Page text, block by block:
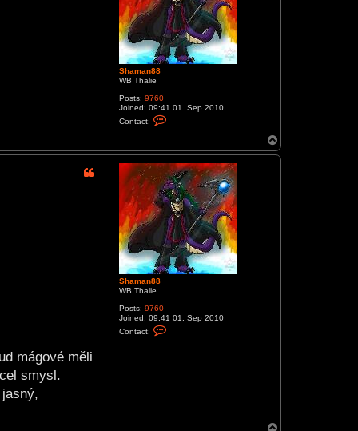
n
8
8
Shaman88
WB Thalie
Posts: 9760
Joined: 09:41 01. Sep 2010
Contact:
a
c
t
S
h
a
m
a
n
8
8
o
p
Shaman88
WB Thalie
Posts: 9760
Joined: 09:41 01. Sep 2010
Contact:
mágové měli
smysl.